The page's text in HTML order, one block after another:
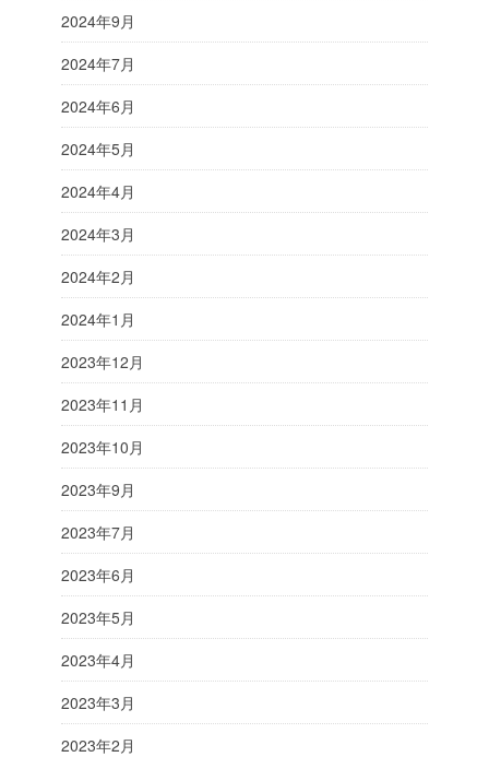
2024年9月
2024年7月
2024年6月
2024年5月
2024年4月
2024年3月
2024年2月
2024年1月
2023年12月
2023年11月
2023年10月
2023年9月
2023年7月
2023年6月
2023年5月
2023年4月
2023年3月
2023年2月